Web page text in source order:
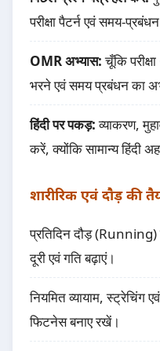
परीक्षा पैटर्न एवं समय-
OMR अभ्यास:चूँकि
भरने एवं समय प्रबंधन का
हिंदी पर पकड़:व्याकरण,
करें, क्योंकि सामान्य हिंदी
शारीरिक एवं दौड़ की
प्रतिदिन दौड़ (Running)
दूरी एवं गति बढ़ाएं।
नियमित व्यायाम, स्ट्रेचिंग
फिटनेस बनाए रखें।